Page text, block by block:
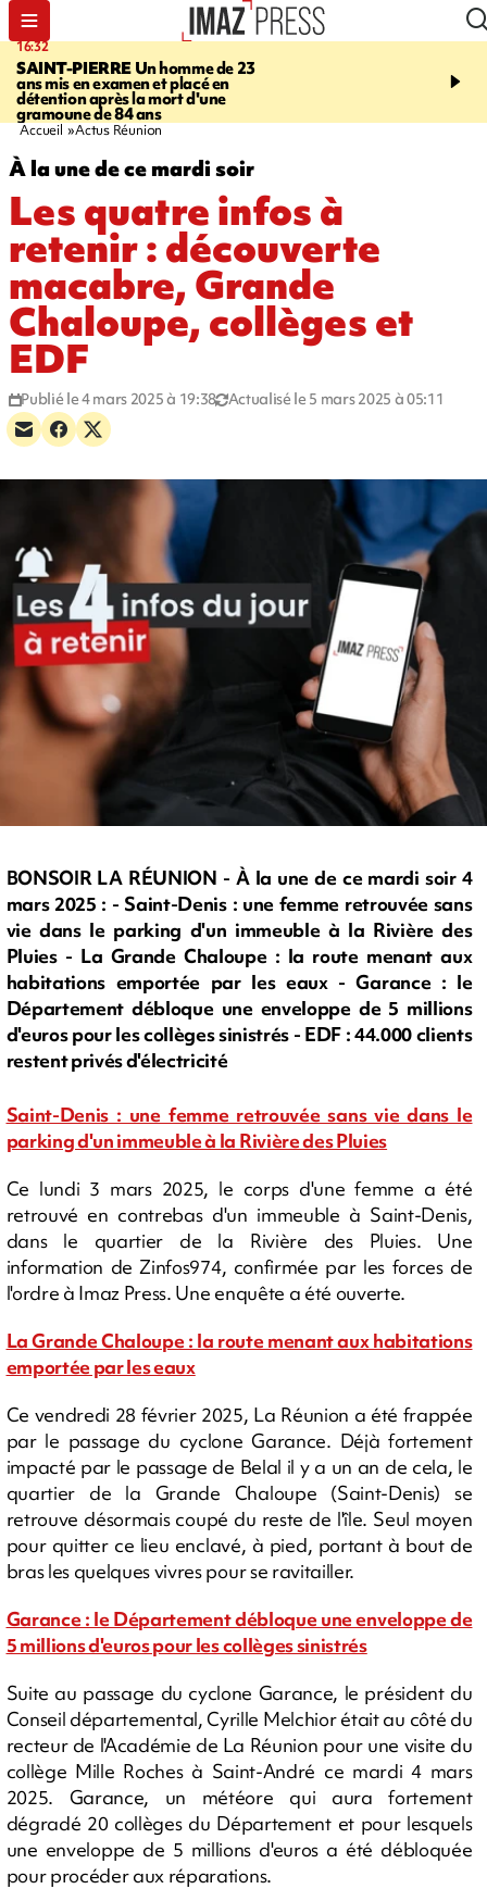
16:32
SAINT-PIERREUn homme de 23
ans mis en examen et placé en
détention après la mort d'une
gramoune de 84 ans
21:08
et Turquie scellent un
Accueil Actus Réunion
À la une de ce mardi soir
Les quatre infos à
retenir : découverte
macabre, Grande
Chaloupe, collèges et
EDF
Publié le 4 mars 2025 à 19:38 Actualisé le 5 mars 2025 à 05:11
BONSOIR LA RÉUNION - À la une de ce mardi soir 4
mars 2025 : - Saint-Denis : une femme retrouvée sans
vie dans le parking d'un immeuble à la Rivière des
Pluies - La Grande Chaloupe : la route menant aux
habitations emportée par les eaux - Garance : le
Département débloque une enveloppe de 5 millions
d'euros pour les collèges sinistrés - EDF : 44.000 clients
restent privés d'électricité
Saint-Denis : une femme retrouvée sans vie dans le
parking d'un immeuble à la Rivière des Pluies
Ce lundi 3 mars 2025, le corps d'une femme a été
retrouvé en contrebas d'un immeuble à Saint-Denis,
dans le quartier de la Rivière des Pluies. Une
information de Zinfos974, confirmée par les forces de
l'ordre à Imaz Press. Une enquête a été ouverte.
La Grande Chaloupe : la route menant aux habitations
emportée par les eaux
Ce vendredi 28 février 2025, La Réunion a été frappée
par le passage du cyclone Garance. Déjà fortement
impacté par le passage de Belal il y a un an de cela, le
quartier de la Grande Chaloupe (Saint-Denis) se
retrouve désormais coupé du reste de l'île. Seul moyen
pour quitter ce lieu enclavé, à pied, portant à bout de
bras les quelques vivres pour se ravitailler.
Garance : le Département débloque une enveloppe de
5 millions d'euros pour les collèges sinistrés
Suite au passage du cyclone Garance, le président du
Conseil départemental, Cyrille Melchior était au côté du
recteur de l'Académie de La Réunion pour une visite du
collège Mille Roches à Saint-André ce mardi 4 mars
2025. Garance, un météore qui aura fortement
dégradé 20 collèges du Département et pour lesquels
une enveloppe de 5 millions d'euros a été débloquée
pour procéder aux réparations.